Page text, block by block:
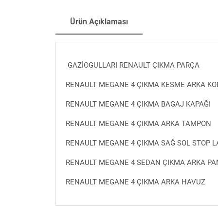
Ürün Açıklaması
GAZİOGULLARI RENAULT ÇIKMA PARÇA
RENAULT MEGANE 4 ÇIKMA KESME ARKA
RENAULT MEGANE 4 ÇIKMA BAGAJ KAPAĞI
RENAULT MEGANE 4 ÇIKMA ARKA TAMPON
RENAULT MEGANE 4 ÇIKMA SAĞ SOL STOP
RENAULT MEGANE 4 SEDAN ÇIKMA ARKA
RENAULT MEGANE 4 ÇIKMA ARKA HAVUZ